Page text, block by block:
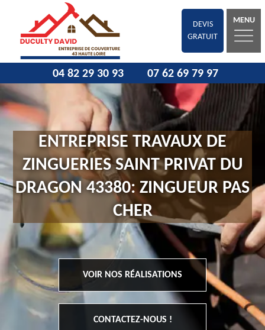
DEVIS
GRATUIT
MENU
04 82 29 30 93 07 62 69 79 97
ENTREPRISE TRAVAUX DE
ZINGUERIES SAINT PRIVAT DU
DRAGON 43380: ZINGUEUR PAS
CHER
VOIR NOS RÉALISATIONS
CONTACTEZ-NOUS !